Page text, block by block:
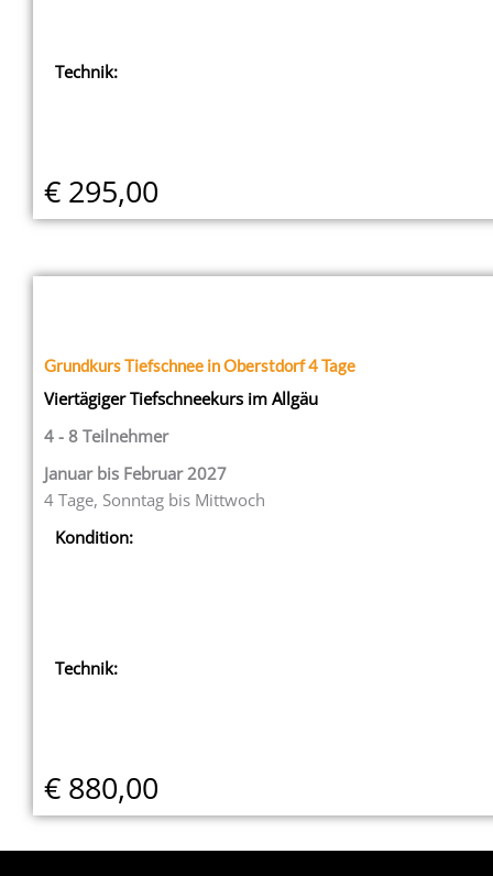
Technik:
€ 295,00
Grundkurs Tiefschnee in Oberstdorf 4 Tage
Viertägiger Tiefschneekurs im Allgäu
4 - 8 Teilnehmer
Januar bis Februar 2027
4 Tage, Sonntag bis Mittwoch
Kondition:
Technik:
€ 880,00